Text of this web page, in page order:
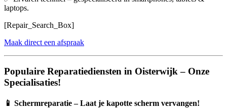
laptops.
[Repair_Search_Box]
Maak direct een afspraak
Populaire Reparatiediensten in Oisterwijk – Onze
Specialisaties!
📱 Schermreparatie – Laat je kapotte scherm vervangen!